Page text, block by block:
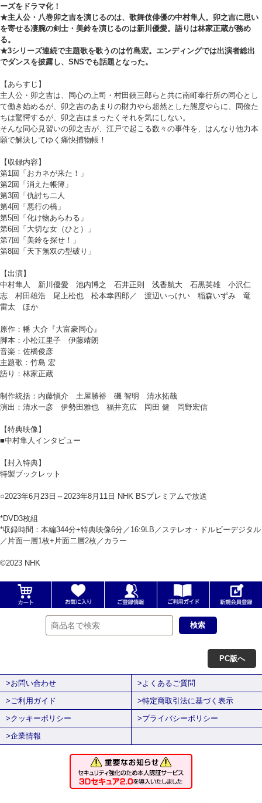
ーズをドラマ化！
★主人公・八巻卯之吉を演じるのは、歌舞伎俳優の中村隼人。卯之吉に思い
を寄せる凄腕の剣士・美鈴を演じるのは新川優愛。語りは林家正蔵が務め
る。
★3シリーズ連続で主題歌を歌うのは竹島宏。エンディングでは出演者総出
でダンスを披露し、SNSでも話題となった。
【あらすじ】
主人公・卯之吉は、同心の上司・村田銕三郎らと共に南町奉行所の同心とし
て働き始めるが、卯之吉のあまりの財力やら超然とした態度やらに、同僚た
ちは驚愕するが、卯之吉はまったくそれを気にしない。
そんな同心見習いの卯之吉が、江戸で起こる数々の事件を、はんなり他力本
願で解決してゆく痛快捕物帳！
【収録内容】
第1回「おカネが来た！」
第2回「消えた帳簿」
第3回「仇討ち二人
第4回「悪行の橋」
第5回「化け物あらわる」
第6回「大切な女（ひと）」
第7回「美鈴を探せ！」
第8回「天下無双の型破り」
【出演】
中村隼人 新川優愛 池内博之 石井正則 浅香航大 石黒英雄 小沢仁
志 村田雄浩 尾上松也 松本幸四郎／ 渡辺いっけい 稲森いずみ 竜
雷太 ほか
原作：幡 大介『大富豪同心』
脚本：小松江里子 伊藤靖朗
音楽：佐橋俊彦
主題歌：竹島 宏
語り：林家正蔵
制作統括：内藤愼介 土屋勝裕 磯 智明 清水拓哉
演出：清水一彦 伊勢田雅也 福井充広 岡田 健 岡野宏信
【特典映像】
■中村隼人インタビュー
【封入特典】
特製ブックレット
○2023年6月23日～2023年8月11日 NHK BSプレミアムで放送
*DVD3枚組
*収録時間：本編344分+特典映像6分／16:9LB／ステレオ・ドルビーデジタル
／片面一層1枚+片面二層2枚／カラー
©2023 NHK
PC版へ
>お問い合わせ
>よくあるご質問
>ご利用ガイド
>特定商取引法に基づく表示
>クッキーポリシー
>プライバシーポリシー
>企業情報